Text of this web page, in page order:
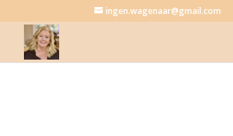
ingen.wagenaar@gmail.com